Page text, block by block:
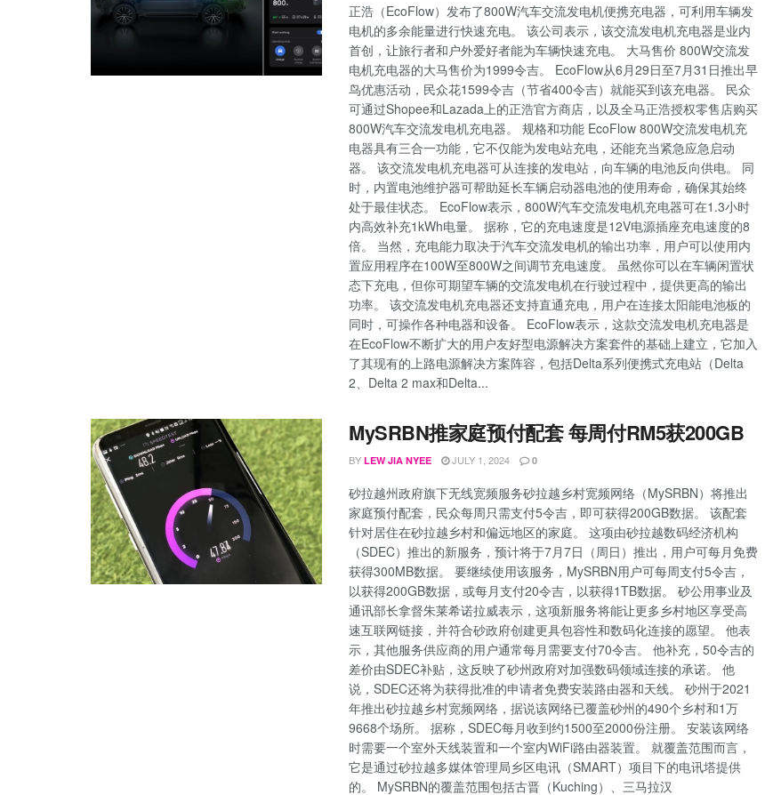
正浩（EcoFlow）发布了800W汽车交流发电机便携充电器，可利用车辆发
电机的多余能量进行快速充电。 该公司表示，该交流发电机充电器是业内
首创，让旅行者和户外爱好者能为车辆快速充电。 大马售价 800W交流发
电机充电器的大马售价为1999令吉。 EcoFlow从6月29日至7月31日推出早
鸟优惠活动，民众花1599令吉（节省400令吉）就能买到该充电器。 民众
可通过Shopee和Lazada上的正浩官方商店，以及全马正浩授权零售店购买
800W汽车交流发电机充电器。 规格和功能 EcoFlow 800W交流发电机充
电器具有三合一功能，它不仅能为发电站充电，还能充当紧急应急启动
器。 该交流发电机充电器可从连接的发电站，向车辆的电池反向供电。 同
时，内置电池维护器可帮助延长车辆启动器电池的使用寿命，确保其始终
处于最佳状态。 EcoFlow表示，800W汽车交流发电机充电器可在1.3小时
内高效补充1kWh电量。 据称，它的充电速度是12V电源插座充电速度的8
倍。 当然，充电能力取决于汽车交流发电机的输出功率，用户可以使用内
置应用程序在100W至800W之间调节充电速度。 虽然你可以在车辆闲置状
态下充电，但你可期望车辆的交流发电机在行驶过程中，提供更高的输出
功率。 该交流发电机充电器还支持直通充电，用户在连接太阳能电池板的
同时，可操作各种电器和设备。 EcoFlow表示，这款交流发电机充电器是
在EcoFlow不断扩大的用户友好型电源解决方案套件的基础上建立，它加入
了其现有的上路电源解决方案阵容，包括Delta系列便携式充电站（Delta
2、Delta 2 max和Delta...
MySRBN推家庭预付配套 每周付RM5获200GB
BY LEW JIA NYEE JULY 1, 2024 0
砂拉越州政府旗下无线宽频服务砂拉越乡村宽频网络（MySRBN）将推出
家庭预付配套，民众每周只需支付5令吉，即可获得200GB数据。 该配套
针对居住在砂拉越乡村和偏远地区的家庭。 这项由砂拉越数码经济机构
（SDEC）推出的新服务，预计将于7月7日（周日）推出，用户可每月免费
获得300MB数据。 要继续使用该服务，MySRBN用户可每周支付5令吉，
以获得200GB数据，或每月支付20令吉，以获得1TB数据。 砂公用事业及
通讯部长拿督朱莱希诺拉威表示，这项新服务将能让更多乡村地区享受高
速互联网链接，并符合砂政府创建更具包容性和数码化连接的愿望。 他表
示，其他服务供应商的用户通常每月需要支付70令吉。 他补充，50令吉的
差价由SDEC补贴，这反映了砂州政府对加强数码领域连接的承诺。 他
说，SDEC还将为获得批准的申请者免费安装路由器和天线。 砂州于2021
年推出砂拉越乡村宽频网络，据说该网络已覆盖砂州的490个乡村和1万
9668个场所。 据称，SDEC每月收到约1500至2000份注册。 安装该网络
时需要一个室外天线装置和一个室内WiFi路由器装置。 就覆盖范围而言，
它是通过砂拉越多媒体管理局乡区电讯（SMART）项目下的电讯塔提供
的。 MySRBN的覆盖范围包括古晋（Kuching）、三马拉汉